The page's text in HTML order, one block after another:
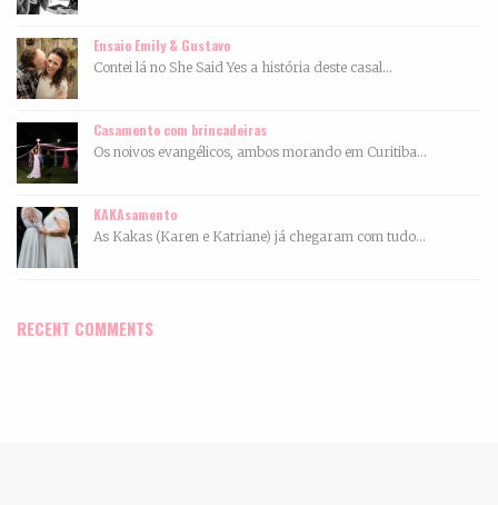
Ensaio Emily & Gustavo
Contei lá no She Said Yes a história deste casal...
Casamento com brincadeiras
Os noivos evangélicos, ambos morando em Curitiba...
KAKAsamento
As Kakas (Karen e Katriane) já chegaram com tudo...
RECENT COMMENTS